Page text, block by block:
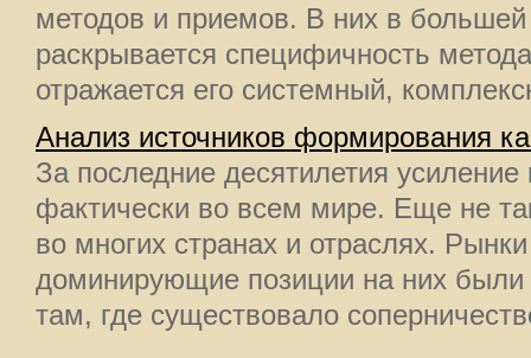
методов и приемов. В них в
раскрывается специфичность
отражается его системный,
Анализ источников формирования
За последние десятилетия усиление
фактически во всем мире. Еще не
во многих странах и отраслях.
доминирующие позиции на них
там, где существовало